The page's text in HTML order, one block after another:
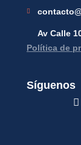
Av Calle
Política de
Síguenos